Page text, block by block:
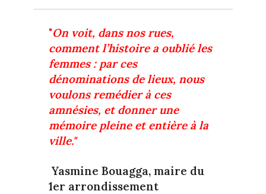
"On voit, dans nos rues,
comment l’histoire a oublié les
femmes : par ces
dénominations de lieux, nous
voulons remédier à ces
amnésies, et donner une
mémoire pleine et entière à la
ville."
Yasmine Bouagga, maire du
1er arrondissement